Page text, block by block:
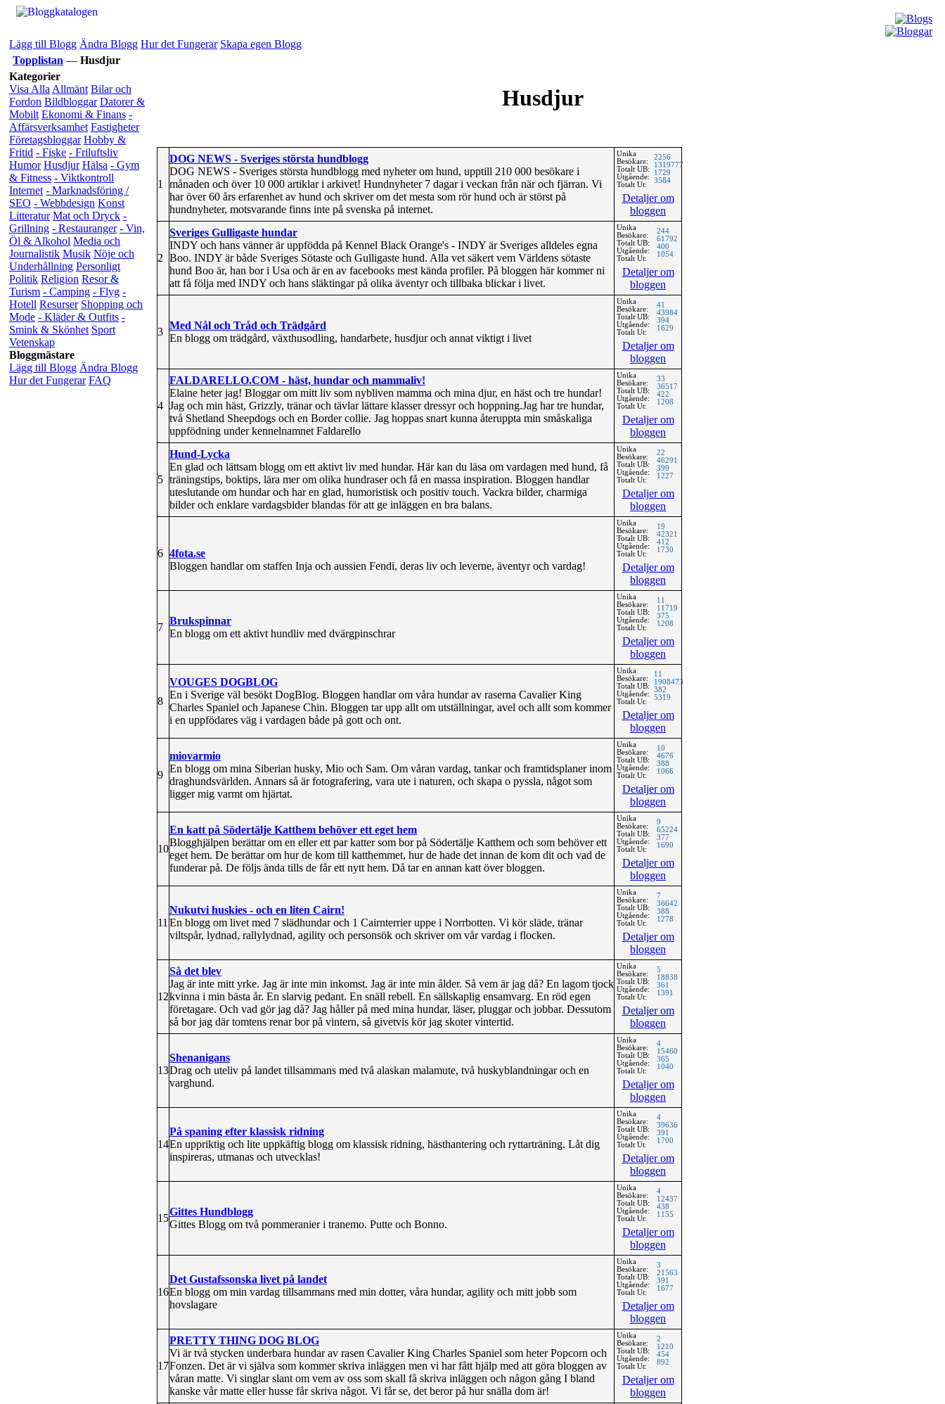
Lägg till Blogg Ändra Blogg Hur det Fungerar Skapa egen Blogg
Topplistan — Husdjur
Kategorier
Visa Alla Allmänt Bilar och
Fordon Bildbloggar Datorer &
Mobilt Ekonomi & Finans -
Affärsverksamhet Fastigheter
Företagsbloggar Hobby &
Fritid - Fiske - Friluftsliv
Humor Husdjur Hälsa - Gym
& Fitness - Viktkontroll
Internet - Marknadsföring /
SEO - Webbdesign Konst
Litteratur Mat och Dryck -
Grillning - Restauranger - Vin,
Öl & Alkohol Media och
Journalistik Musik Nöje och
Underhållning Personligt
Politik Religion Resor &
Turism - Camping - Flyg -
Hotell Resurser Shopping och
Mode - Kläder & Outfits -
Smink & Skönhet Sport
Vetenskap
Bloggmästare
Lägg till Blogg Ändra Blogg
Hur det Fungerar FAQ
Husdjur
1
DOG NEWS - Sveriges största hundblogg
DOG NEWS - Sveriges största hundblogg med nyheter om hund, upptill 210 000 besökare i
månaden och över 10 000 artiklar i arkivet! Hundnyheter 7 dagar i veckan från när och fjärran. Vi
har över 60 års erfarenhet av hund och skriver om det mesta som rör hund och är störst på
hundnyheter, motsvarande finns inte på svenska på internet.
Unika
Besökare:
Totalt UB:
Utgående:
Totalt Ut:
2256
1319777
1729
3584
Detaljer om
bloggen
2
Sveriges Gulligaste hundar
INDY och hans vänner är uppfödda på Kennel Black Orange's - INDY är Sveriges alldeles egna
Boo. INDY är både Sveriges Sötaste och Gulligaste hund. Alla vet säkert vem Världens sötaste
hund Boo är, han bor i Usa och är en av facebooks mest kända profiler. På bloggen här kommer ni
att få följa med INDY och hans släktingar på olika äventyr och tillbaka blickar i livet.
Unika
Besökare:
Totalt UB:
Utgående:
Totalt Ut:
244
61792
400
1054
Detaljer om
bloggen
3
Med Nål och Tråd och Trädgård
En blogg om trädgård, växthusodling, handarbete, husdjur och annat viktigt i livet
Unika
Besökare:
Totalt UB:
Utgående:
Totalt Ut:
41
43984
394
1629
Detaljer om
bloggen
4
FALDARELLO.COM - häst, hundar och mammaliv!
Elaine heter jag! Bloggar om mitt liv som nybliven mamma och mina djur, en häst och tre hundar!
Jag och min häst, Grizzly, tränar och tävlar lättare klasser dressyr och hoppning.Jag har tre hundar,
två Shetland Sheepdogs och en Border collie. Jag hoppas snart kunna återuppta min småskaliga
uppfödning under kennelnamnet Faldarello
Unika
Besökare:
Totalt UB:
Utgående:
Totalt Ut:
33
36517
422
1208
Detaljer om
bloggen
5
Hund-Lycka
En glad och lättsam blogg om ett aktivt liv med hundar. Här kan du läsa om vardagen med hund, få
träningstips, boktips, lära mer om olika hundraser och få en massa inspiration. Bloggen handlar
uteslutande om hundar och har en glad, humoristisk och positiv touch. Vackra bilder, charmiga
bilder och enklare vardagsbider blandas för att ge inläggen en bra balans.
Unika
Besökare:
Totalt UB:
Utgående:
Totalt Ut:
22
46291
399
1227
Detaljer om
bloggen
6 4fota.se
Bloggen handlar om staffen Inja och aussien Fendi, deras liv och leverne, äventyr och vardag!
Unika
Besökare:
Totalt UB:
Utgående:
Totalt Ut:
19
42321
412
1730
Detaljer om
bloggen
7
Brukspinnar
En blogg om ett aktivt hundliv med dvärgpinschrar
Unika
Besökare:
Totalt UB:
Utgående:
Totalt Ut:
11
11719
375
1208
Detaljer om
bloggen
8
VOUGES DOGBLOG
En i Sverige väl besökt DogBlog. Bloggen handlar om våra hundar av raserna Cavalier King
Charles Spaniel och Japanese Chin. Bloggen tar upp allt om utställningar, avel och allt som kommer
i en uppfödares väg i vardagen både på gott och ont.
Unika
Besökare:
Totalt UB:
Utgående:
Totalt Ut:
11
1908473
382
5319
Detaljer om
bloggen
9
miovarmio
En blogg om mina Siberian husky, Mio och Sam. Om våran vardag, tankar och framtidsplaner inom
draghundsvärlden. Annars så är fotografering, vara ute i naturen, och skapa o pyssla, något som
ligger mig varmt om hjärtat.
Unika
Besökare:
Totalt UB:
Utgående:
Totalt Ut:
10
4676
388
1066
Detaljer om
bloggen
10
En katt på Södertälje Katthem behöver ett eget hem
Blogghjälpen berättar om en eller ett par katter som bor på Södertälje Katthem och som behöver ett
eget hem. De berättar om hur de kom till katthemmet, hur de hade det innan de kom dit och vad de
funderar på. De följs ända tills de får ett nytt hem. Då tar en annan katt över bloggen.
Unika
Besökare:
Totalt UB:
Utgående:
Totalt Ut:
9
65224
377
1690
Detaljer om
bloggen
11
Nukutvi huskies - och en liten Cairn!
En blogg om livet med 7 slädhundar och 1 Cairnterrier uppe i Norrbotten. Vi kör släde, tränar
viltspår, lydnad, rallylydnad, agility och personsök och skriver om vår vardag i flocken.
Unika
Besökare:
Totalt UB:
Utgående:
Totalt Ut:
7
36642
388
1278
Detaljer om
bloggen
12
Så det blev
Jag är inte mitt yrke. Jag är inte min inkomst. Jag är inte min ålder. Så vem är jag då? En lagom tjock
kvinna i min bästa år. En slarvig pedant. En snäll rebell. En sällskaplig ensamvarg. En röd egen
företagare. Och vad gör jag då? Jag håller på med mina hundar, läser, pluggar och jobbar. Dessutom
så bor jag där tomtens renar bor på vintern, så givetvis kör jag skoter vintertid.
Unika
Besökare:
Totalt UB:
Utgående:
Totalt Ut:
5
18838
361
1391
Detaljer om
bloggen
13
Shenanigans
Drag och uteliv på landet tillsammans med två alaskan malamute, två huskyblandningar och en
varghund.
Unika
Besökare:
Totalt UB:
Utgående:
Totalt Ut:
4
15460
365
1040
Detaljer om
bloggen
14
På spaning efter klassisk ridning
En uppriktig och lite uppkäftig blogg om klassisk ridning, hästhantering och ryttarträning. Låt dig
inspireras, utmanas och utvecklas!
Unika
Besökare:
Totalt UB:
Utgående:
Totalt Ut:
4
39636
391
1700
Detaljer om
bloggen
15
Gittes Hundblogg
Gittes Blogg om två pommeranier i tranemo. Putte och Bonno.
Unika
Besökare:
Totalt UB:
Utgående:
Totalt Ut:
4
12437
438
1155
Detaljer om
bloggen
16
Det Gustafssonska livet på landet
En blogg om min vardag tillsammans med min dotter, våra hundar, agility och mitt jobb som
hovslagare
Unika
Besökare:
Totalt UB:
Utgående:
Totalt Ut:
3
21563
391
1677
Detaljer om
bloggen
17
PRETTY THING DOG BLOG
Vi är två stycken underbara hundar av rasen Cavalier King Charles Spaniel som heter Popcorn och
Fonzen. Det är vi själva som kommer skriva inläggen men vi har fått hjälp med att göra bloggen av
våran matte. Vi singlar slant om vem av oss som skall få skriva inläggen och någon gång I bland
kanske vår matte eller husse får skriva något. Vi får se, det beror på hur snälla dom är!
Unika
Besökare:
Totalt UB:
Utgående:
Totalt Ut:
2
1210
454
892
Detaljer om
bloggen